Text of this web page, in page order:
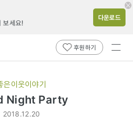
보세요!
다운로드
후원하기
전체
은이웃이야기
Night Party
2018.12.20